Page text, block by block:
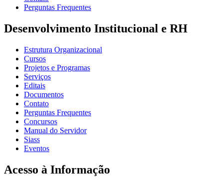
Perguntas Frequentes
Desenvolvimento Institucional e RH
Estrutura Organizacional
Cursos
Projetos e Programas
Serviços
Editais
Documentos
Contato
Perguntas Frequentes
Concursos
Manual do Servidor
Siass
Eventos
Acesso à Informação